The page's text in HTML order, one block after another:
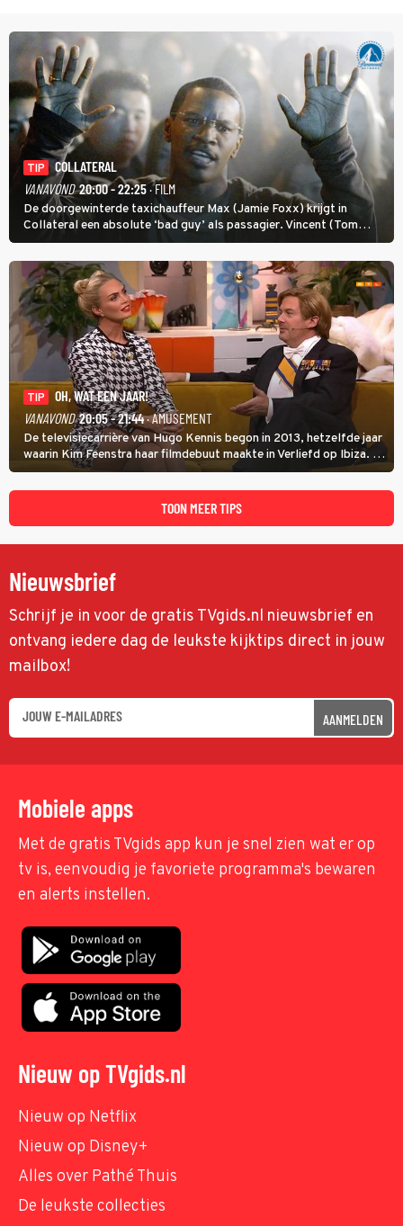
TIP
COLLATERAL
VANAVOND 20:00 - 22:25· FILM
De doorgewinterde taxichauffeur Max (Jamie Foxx) krijgt in
Collateral een absolute ‘bad guy’ als passagier. Vincent (Tom
Cruise) heeft hem nodig om hem de stad door te loodsen om een
wel heel lugubere reden.
TIP
OH, WAT EEN JAAR!
VANAVOND 20:05 - 21:44· AMUSEMENT
De televisiecarrière van Hugo Kennis begon in 2013, hetzelfde jaar
waarin Kim Feenstra haar filmdebuut maakte in Verliefd op Ibiza. In
Oh, Wat een Jaar! wordt duidelijk wat ze nog meer weten van het
jaar waarin ze allebei eindtwintigers waren.
TOON MEER TIPS
Nieuwsbrief
Schrijf je in voor de gratis TVgids.nl nieuwsbrief en
ontvang iedere dag de leukste kijktips direct in jouw
mailbox!
AANMELDEN
Mobiele apps
Met de gratis TVgids app kun je snel zien wat er op
tv is, eenvoudig je favoriete programma's bewaren
en alerts instellen.
Nieuw op TVgids.nl
Nieuw op Netflix
Nieuw op Disney+
Alles over Pathé Thuis
De leukste collecties